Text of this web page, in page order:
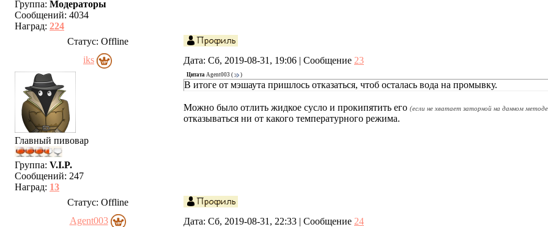
Группа: Модераторы
Сообщений: 4034
Наград: 224
Статус: Offline
iks
Дата: Сб, 2019-08-31, 19:06 | Сообщение 23
Главный пивовар
Группа: V.I.P.
Сообщений: 247
Наград: 13
Цитата Agent003 ( )
В итоге от мэшаута пришлось отказаться, чтоб осталась вода на промывку.
Можно было отлить жидкое сусло и прокипятить его (если не хватает заторной на данном
отказываться ни от какого температурного режима.
Статус: Offline
Agent003
Дата: Сб, 2019-08-31, 22:33 | Сообщение 24